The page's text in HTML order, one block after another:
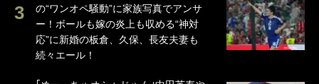
の“ワンオペ騒動”に家族写真でアンサ
ー！ボールも嫁の炎上も収める“神対
応”に新婚の板倉、久保、長友夫妻も
続々エール！